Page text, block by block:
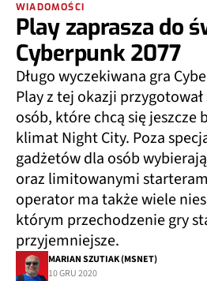
WIADOMOŚCI
Play zaprasza do
Cyberpunk 2077
Długo wyczekiwana gra
Play z tej okazji
osób, które chcą się jeszcze
klimat Night City. Poza
gadżetów dla osób
oraz limitowanymi
operator ma także wiele
którym przechodzenie gry
przyjemniejsze.
MARIAN SZUTIAK (MSNET)
10 GRU 2020